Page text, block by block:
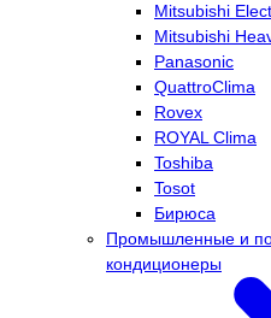
Mitsubishi
Mitsubishi
Panasonic
QuattroClima
Rovex
ROYAL Clima
Toshiba
Tosot
Бирюса
Промышленные и
кондиционеры